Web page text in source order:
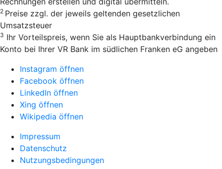
2 Preise zzgl. der jeweils geltenden gesetzlichen
Umsatzsteuer
3 Ihr Vorteilspreis, wenn Sie als Hauptbankverbindung ein
Konto bei Ihrer VR Bank im südlichen Franken eG angeben
Instagram öffnen
Facebook öffnen
LinkedIn öffnen
Xing öffnen
Wikipedia öffnen
Impressum
Datenschutz
Nutzungsbedingungen